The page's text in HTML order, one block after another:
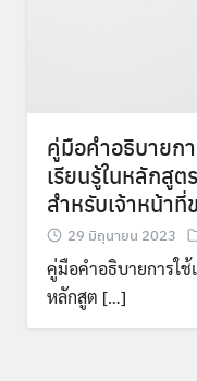
คู่มือคำอธิบายก
เรียนรู้ในหลักสู
สำหรับเจ้าหน้าที่
29 มิถุนายน 2023
คู่มือคำอธิบายการใช้
หลักสูต […]